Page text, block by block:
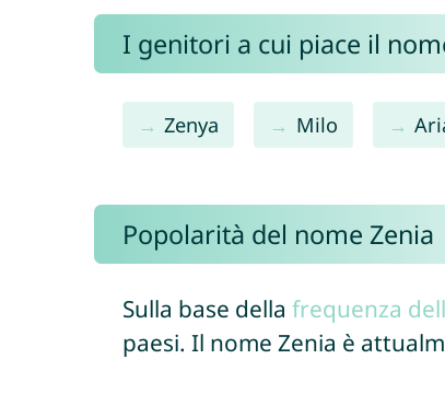
I genitori a cui piace il
Zenya Milo
Popolarità del nome Zenia
Sulla base della frequenza
paesi. Il nome Zenia è